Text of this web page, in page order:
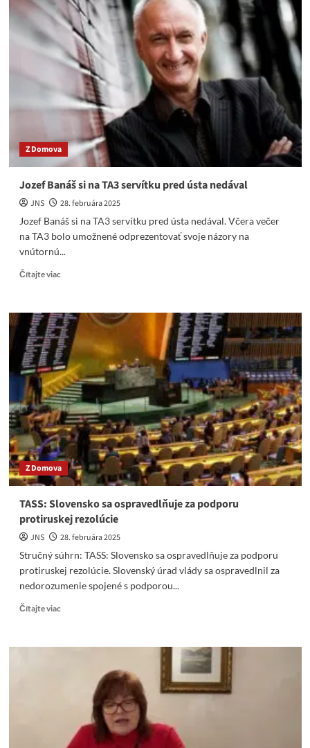
vyhodil
Zelenského:
Také
fiasko
Oválna
pracovňa
nezažila!
Z Domova
Jozef Banáš si na TA3 servítku pred ústa nedával
JNS
28. februára 2025
Jozef Banáš si na TA3 servítku pred ústa nedával. Včera večer
na TA3 bolo umožnené odprezentovať svoje názory na
vnútornú...
Čítajte viacRead
Jozef
Banáš
si
na
TA3
servítku
pred
ústa
nedával
Z Domova
TASS: Slovensko sa ospravedlňuje za podporu
protiruskej rezolúcie
JNS
28. februára 2025
Stručný súhrn: TASS: Slovensko sa ospravedlňuje za podporu
protiruskej rezolúcie. Slovenský úrad vlády sa ospravedlnil za
nedorozumenie spojené s podporou...
Čítajte viacRead
TASS:
ospravedlňuje
podporu
protiruskej
rezolúcie